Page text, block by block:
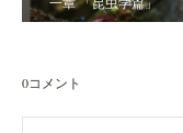
0コメント